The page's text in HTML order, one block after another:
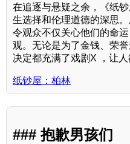
在追逐与悬疑之余，《纸
生选择和伦理道德的深思
令观众不仅关心他们的命
观。无论是为了金钱、荣
决定都充满了戏剧X ，让人
纸钞屋：柏林
### 抱歉男孩们